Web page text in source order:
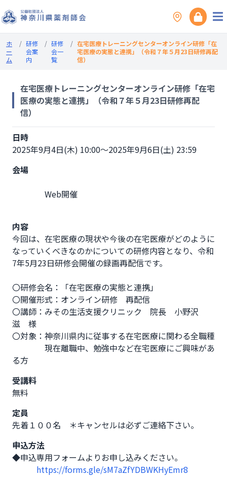
ホ
ー
ム
/ 研修
会案
内
/ 研修
会一
覧
/ 在宅医療トレーニングセンターオンライン研修「在
宅医療の実態と連携」（令和７年５月23日研修再配
信）
在宅医療トレーニングセンターオンライン研修「在宅
医療の実態と連携」（令和７年５月23日研修再配
信）
日時
2025年9月4日(木) 10:00～2025年9月6日(土) 23:59
会場
内容
今回は、在宅医療の現状や今後の在宅医療がどのように
なっていくべきなのかについての研修内容となり、令和
7年5月23日研修会開催の録画再配信です。
〇研修会名：「在宅医療の実態と連携」
〇開催形式：オンライン研修　再配信
〇講師：みその生活支援クリニック　院長　小野沢
滋　様
〇対象：神奈川県内に従事する在宅医療に関わる全職種
現在離職中、勉強中など在宅医療にご興味があ
る方
受講料
無料
定員
先着１００名 ＊キャンセルは必ずご連絡下さい。
申込方法
◆申込専用フォームよりお申し込みください。
https://forms.gle/sM7aZfYDBWKHyEmr8